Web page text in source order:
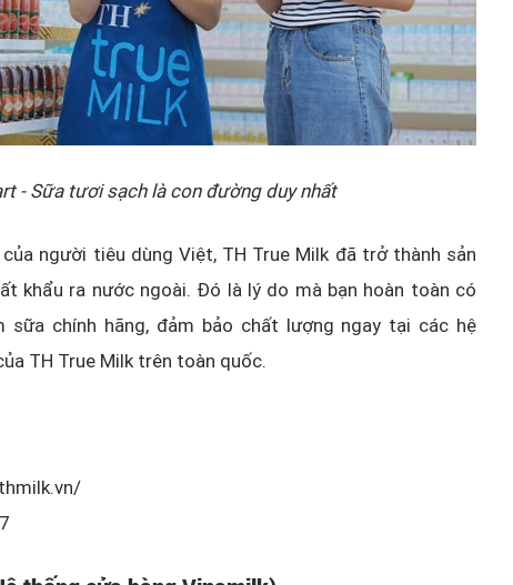
-Sữa tươi sạch là con đường duy nhất
người tiêu dùng Việt, TH True Milk đã trở thành sản
khẩu ra nước ngoài. Đó là lý do mà bạn hoàn toàn có
chính hãng, đảm bảo chất lượng ngay tại các hệ
TH True Milk trên toàn quốc.